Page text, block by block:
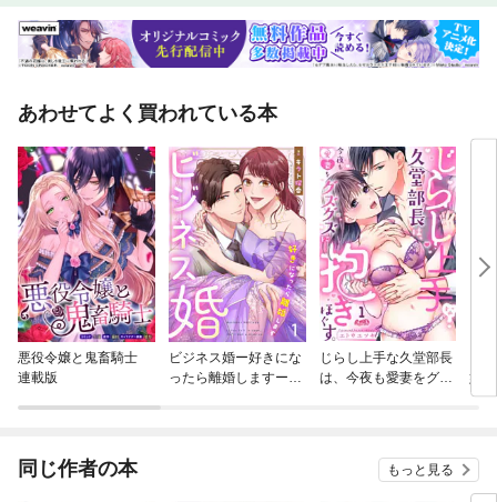
あわせてよく買われている本
悪役令嬢と鬼畜騎士
連載版
ビジネス婚ー好きにな
ったら離婚しますー
じらし上手な久堂部長
は、今夜も愛妻をグズ
婚
同じ作者の本 もっと見る